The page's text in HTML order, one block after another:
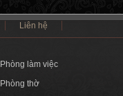
Liên hệ
Phòng làm việc
Phòng thờ